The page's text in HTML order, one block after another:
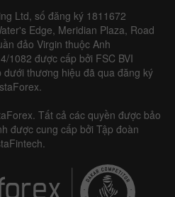
Ltd, số đăng ký 1811672
Edge, Meridian Plaza, Road
đảo Virgin thuộc Anh
1082 được cấp bởi FSC BVI
dưới thương hiệu đã qua đăng ký
Tất cả các quyền được bảo
được cung cấp bởi Tập đoàn